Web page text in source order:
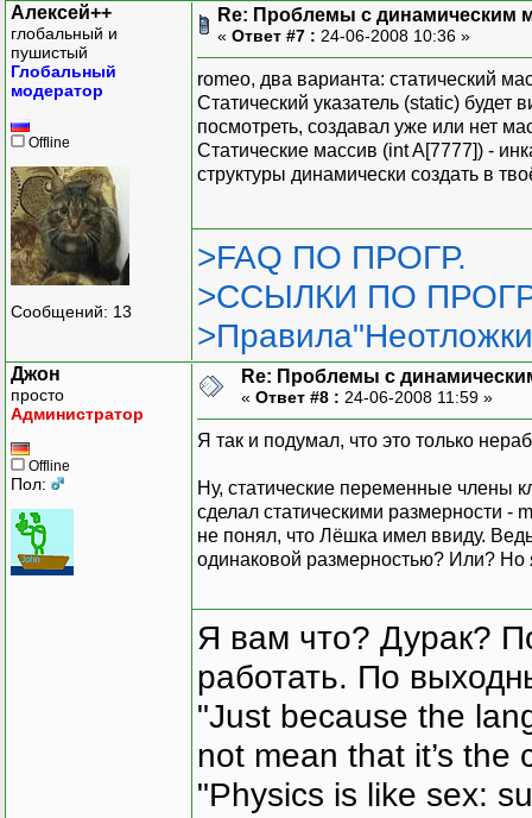
Алексей++
глобальный и
пушистый
Глобальный
модератор
Offline
Сообщений: 13
Re: Проблемы с динамическим
« Ответ #7 : 24-06-2008 10:36 »
romeo, два варианта: статический
Статический указатель (static)
посмотреть, создавал уже или нет
Статические массив (int A[7777]) -
структуры динамически создать в
>FAQ ПО ПРОГР.
>ССЫЛКИ ПО
Джон
просто
Администратор
Offline
Пол:
Re: Проблемы с
« Ответ #8 : 24-06-2008 11:59 »
Я так и подумал, что это только
Ну, статические переменные члены
сделал статическими размерности -
не понял, что Лёшка имел ввиду.
одинаковой размерностью? Или? Но
Я вам что? Дурак?
работать. По
"Just because the
not mean that it’s the
"Physics is like sex: